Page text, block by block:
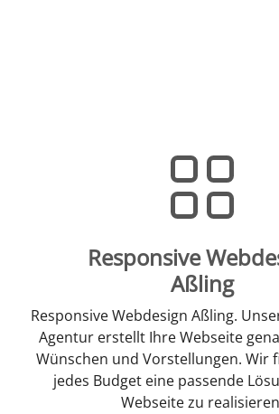
Responsive
Aßling
Responsive Webdesign Aßling.
Agentur erstellt Ihre Webseite
Wünschen und Vorstellungen. Wir
jedes Budget eine passende
Webseite zu